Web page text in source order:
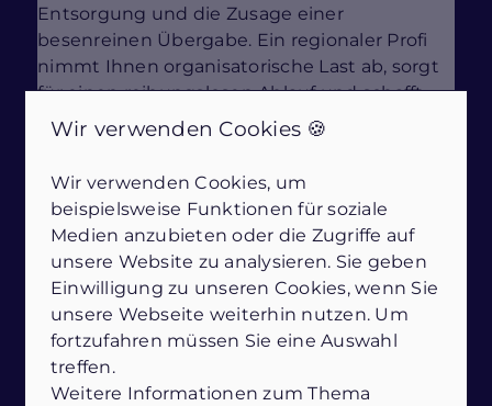
Entsorgung und die Zusage einer
besenreinen Übergabe. Ein regionaler Profi
nimmt Ihnen organisatorische Last ab, sorgt
für einen reibungslosen Ablauf und schafft
Ihnen Freiraum – für einen sorgenfreien
Interessieren Sie sich für professionelle
Unterstützung? Dann schreiben oder rufen
Sie gerne an!
Wir verwenden Cookies 🍪
Wir verwenden Cookies, um
beispielsweise Funktionen für soziale
Medien anzubieten oder die Zugriffe auf
unsere Website zu analysieren. Sie geben
Einwilligung zu unseren Cookies, wenn Sie
unsere Webseite weiterhin nutzen. Um
fortzufahren müssen Sie eine Auswahl
treffen.
Weitere Informationen zum Thema